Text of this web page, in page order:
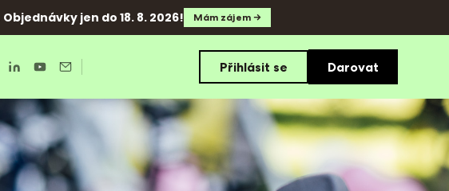
Objednávky jen do 18. 8. 2026! Mám zájem →
Přihlásit se Darovat